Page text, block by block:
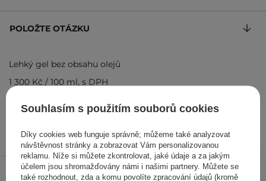
195 Kč /ks
POLOŽTE OTÁZKU
Lehký gel bez obsahu olejů
1 300 Kč / 100 ml, s DPH
Souhlasím s použitím souborů cookies
Díky cookies web funguje správně; můžeme také analyzovat
návštěvnost stránky a zobrazovat Vám personalizovanou
reklamu. Níže si můžete zkontrolovat, jaké údaje a za jakým
účelem jsou shromažďovány námi i našimi partnery. Můžete se
také rozhodnout, zda a komu povolíte zpracování údajů (kromě